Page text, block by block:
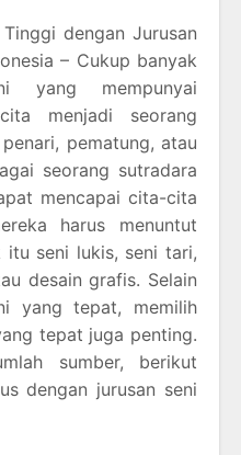
dengan Jurusan
– Cukup banyak
yang mempunyai
menjadi seorang
pematung, atau
seorang sutradara
mencapai cita-cita
harus menuntut
seni lukis, seni tari,
desain grafis. Selain
yang tepat, memilih
tepat juga penting.
sumber, berikut
dengan jurusan seni